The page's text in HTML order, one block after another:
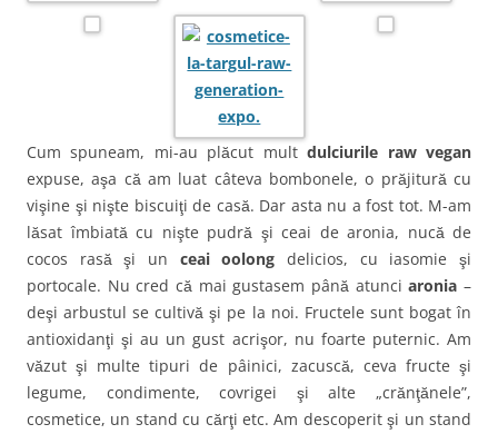
Cum spuneam, mi-au plăcut multdulciurile raw vegan
expuse, aşa că am luat câteva bombonele, o prăjitură cu
vişine şi nişte biscuiţi de casă. Dar asta nu a fost tot. M-am
lăsat îmbiată cu nişte pudră şi ceai de aronia, nucă de
cocos rasă şi un ceai oolong delicios, cu iasomie şi
portocale. Nu cred că mai gustasem până atunci aronia –
deşi arbustul se cultivă şi pe la noi. Fructele sunt bogat în
antioxidanţi şi au un gust acrişor, nu foarte puternic. Am
văzut şi multe tipuri de pâinici, zacuscă, ceva fructe şi
legume, condimente, covrigei şi alte „crănţănele”,
cosmetice, un stand cu cărţi etc. Am descoperit şi un stand